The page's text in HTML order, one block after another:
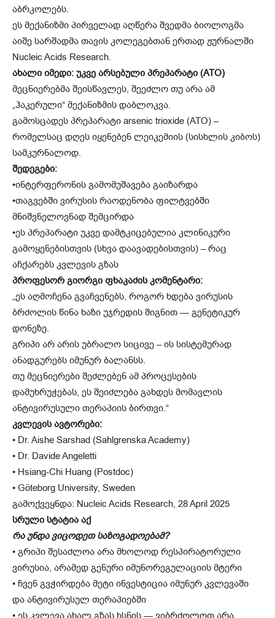
აბრკოლებს.
ეს მექანიზმი პირველად აღწერა შვედმა ბიოლოგმა
აიშე სარშადმა თავის კოლეგებთან ერთად ჟურნალში
Nucleic Acids Research.
ახალი იმედი: უკვე არსებული პრეპარატი (ATO)
მეცნიერებმა შეისწავლეს, შეეძლო თუ არა ამ
„ჰაკერული“ მექანიზმის დაბლოკვა.
გამოსცადეს პრეპარატი arsenic trioxide (ATO) –
რომელსაც დღეს იყენებენ ლეიკემიის (სისხლის კიბოს)
სამკურნალოდ.
შედეგები:
•ინტერფერონის გამომუშავება გაიზარდა
•თაგვებში ვირუსის რაოდენობა ფილტვებში
მნიშვნელოვნად შემცირდა
•ეს პრეპარატი უკვე დამტკიცებულია კლინიკური
გამოყენებისთვის (სხვა დაავადებისთვის) – რაც
აჩქარებს კვლევის გზას
პროფესორ გიორგი ფხაკაძის კომენტარი:
„ეს აღმოჩენა გვაჩვენებს, როგორ ხდება ვირუსის
ბრძოლის წინა ხაზი უჯრედის შიგნით — გენეტიკურ
დონეზე.
გრიპი არ არის უბრალო სიცივე – ის სისტემურად
ანადგურებს იმუნურ ბალანსს.
თუ მეცნიერები შეძლებენ ამ პროცესების
დამუხრუჭებას, ეს შეიძლება გახდეს მომავლის
ანტივირუსული თერაპიის ბირთვი.“
კვლევის ავტორები:
• Dr. Aishe Sarshad (Sahlgrenska Academy)
• Dr. Davide Angeletti
• Hsiang-Chi Huang (Postdoc)
• Göteborg University, Sweden
გამოქვეყნდა: Nucleic Acids Research, 28 April 2025
სრული სტატია აქ
რა უნდა ვიცოდეთ საზოგადოებამ?
• გრიპი შესაძლოა არა მხოლოდ რესპირატორული
ვირუსია, არამედ გენური იმუნორეგულაციის მტერი
• ჩვენ გვჭირდება მეტი ინვესტიცია იმუნურ კვლევაში
და ანტივირუსულ თერაპიებში
• ეს კვლევა ახალ გზას ხსნის — ვიბრძოლოთ არა